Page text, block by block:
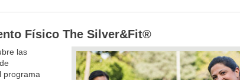
Físico The Silver&Fit®
las
programa